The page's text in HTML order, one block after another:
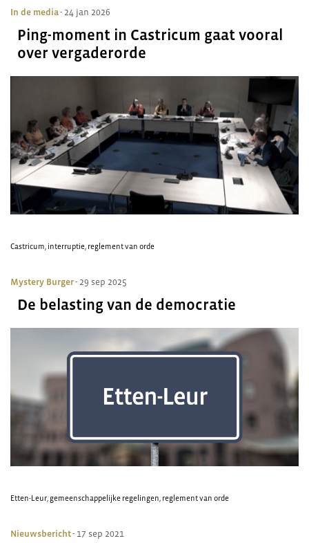
In de media- 24 jan 2026
Ping-moment in Castricum gaat vooral
over vergaderorde
Castricum, interruptie, reglement van orde
Mystery Burger- 29 sep 2025
De belasting van de democratie
Etten-Leur, gemeenschappelijke regelingen, reglement van orde
Nieuwsbericht- 17 sep 2021